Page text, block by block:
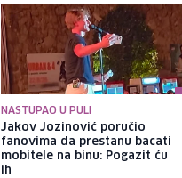
NASTUPAO U PULI
Jakov Jozinović poručio
fanovima da prestanu bacati
mobitele na binu: Pogazit ću
ih